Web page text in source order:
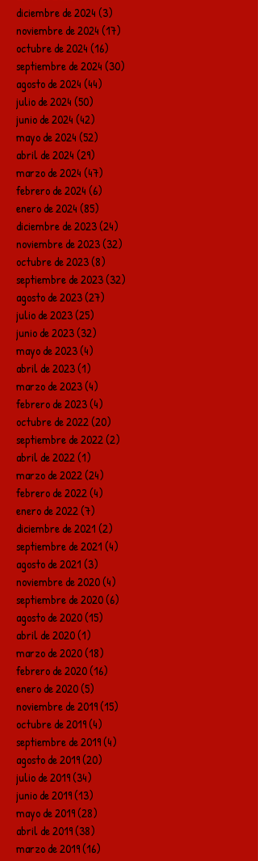
diciembre de 2024(3)
noviembre de 2024(17)
octubre de 2024(16)
septiembre de 2024(30)
agosto de 2024(44)
julio de 2024(50)
junio de 2024(42)
mayo de 2024(52)
abril de 2024(29)
marzo de 2024(47)
febrero de 2024(6)
enero de 2024(85)
diciembre de 2023(24)
noviembre de 2023(32)
octubre de 2023(8)
septiembre de 2023(32)
agosto de 2023(27)
julio de 2023(25)
junio de 2023(32)
mayo de 2023(4)
abril de 2023(1)
marzo de 2023(4)
febrero de 2023(4)
octubre de 2022(20)
septiembre de 2022(2)
abril de 2022(1)
marzo de 2022(24)
febrero de 2022(4)
enero de 2022(7)
diciembre de 2021(2)
septiembre de 2021(4)
agosto de 2021(3)
noviembre de 2020(4)
septiembre de 2020(6)
agosto de 2020(15)
abril de 2020(1)
marzo de 2020(18)
febrero de 2020(16)
enero de 2020(5)
noviembre de 2019(15)
octubre de 2019(4)
septiembre de 2019(4)
agosto de 2019(20)
julio de 2019(34)
junio de 2019(13)
mayo de 2019(28)
abril de 2019(38)
marzo de 2019(16)